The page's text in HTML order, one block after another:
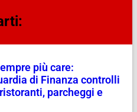
più care:
di Finanza controlli
parcheggi e